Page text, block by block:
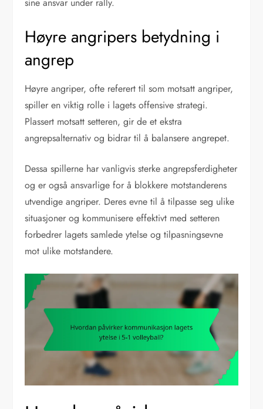
Høyre angripers betydning i
angrep
Høyre angriper, ofte referert til som motsatt angriper,
spiller en viktig rolle i lagets offensive strategi.
Plassert motsatt setteren, gir de et ekstra
angrepsalternativ og bidrar til å balansere angrepet.
Dessa spillerne har vanligvis sterke angrepsferdigheter
og er også ansvarlige for å blokkere motstanderens
utvendige angriper. Deres evne til å tilpasse seg ulike
situasjoner og kommunisere effektivt med setteren
forbedrer lagets samlede ytelse og tilpasningsevne
mot ulike motstandere.